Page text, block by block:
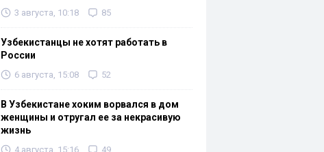
3 августа, 10:18 85
Узбекистанцы не хотят работать в
России
6 августа, 15:08 52
В Узбекистане хоким ворвался в дом
женщины и отругал ее за некрасивую
жизнь
4 августа, 15:16 49